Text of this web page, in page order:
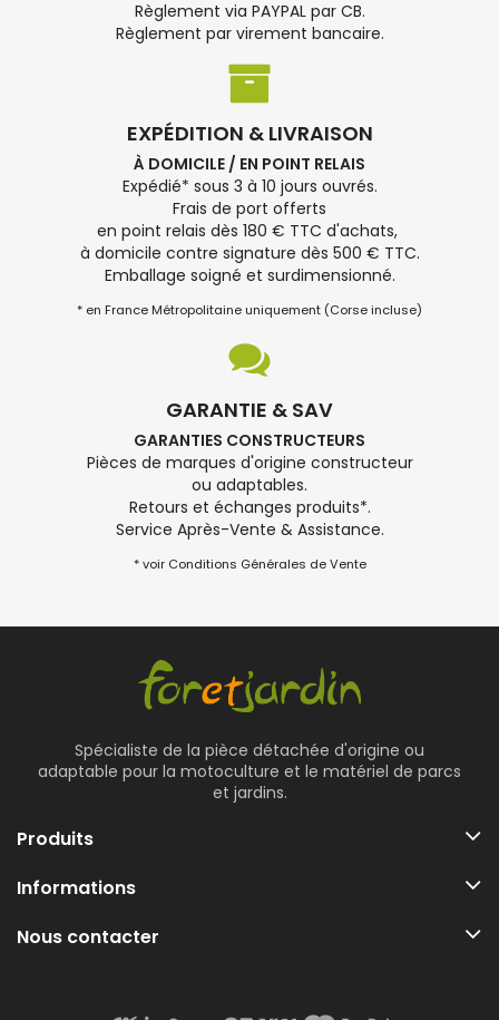
Règlement via PAYPAL par CB.
Règlement par virement bancaire.
EXPÉDITION & LIVRAISON
À DOMICILE / EN POINT RELAIS
Expédié* sous 3 à 10 jours ouvrés.
Frais de port offerts
en point relais dès 180 € TTC d'achats,
à domicile contre signature dès 500 € TTC.
Emballage soigné et surdimensionné.
* en France Métropolitaine uniquement (Corse incluse)
GARANTIE & SAV
GARANTIES CONSTRUCTEURS
Pièces de marques d'origine constructeur
ou adaptables.
Retours et échanges produits*.
Service Après-Vente & Assistance.
* voir Conditions Générales de Vente
Spécialiste de la pièce détachée d'origine ou
adaptable pour la motoculture et le matériel de parcs
et jardins.
Produits
Informations
Nous contacter